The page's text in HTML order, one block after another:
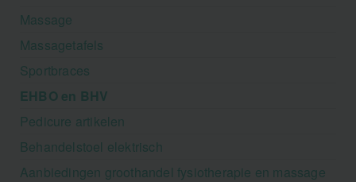
Massage
Massagetafels
Sportbraces
EHBO en BHV
Pedicure artikelen
Behandelstoel elektrisch
Aanbiedingen groothandel fysiotherapie en massage